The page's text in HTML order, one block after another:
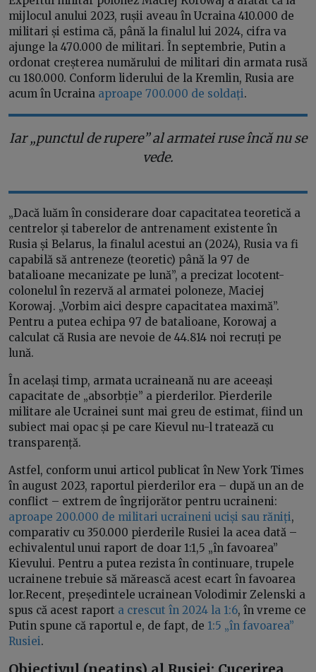
mijlocul anului 2023, rușii aveau în Ucraina 410.000 de
militari și estima că, până la finalul lui 2024, cifra va
ajunge la 470.000 de militari. În septembrie, Putin a
ordonat creșterea numărului de militari din armata rusă
cu 180.000. Conform liderului de la Kremlin, Rusia are
acum în Ucraina aproape 700.000 de soldați.
Iar „punctul de rupere” al armatei ruse încă nu se
vede.
„Dacă luăm în considerare doar capacitatea teoretică a
centrelor și taberelor de antrenament existente în
Rusia și Belarus, la finalul acestui an (2024), Rusia va fi
capabilă să antreneze (teoretic) până la 97 de
batalioane mecanizate pe lună”, a precizat locotent-
colonelul în rezervă al armatei poloneze, Maciej
Korowaj. „Vorbim aici despre capacitatea maximă”.
Pentru a putea echipa 97 de batalioane, Korowaj a
calculat că Rusia are nevoie de 44.814 noi recruți pe
lună.
În același timp, armata ucraineană nu are aceeași
capacitate de „absorbție” a pierderilor. Pierderile
militare ale Ucrainei sunt mai greu de estimat, fiind un
subiect mai opac și pe care Kievul nu-l tratează cu
transparență.
Astfel, conform unui articol publicat în New York Times
în august 2023, raportul pierderilor era – după un an de
conflict – extrem de îngrijorător pentru ucraineni:
aproape 200.000 de militari ucraineni uciși sau răniți,
comparativ cu 350.000 pierderile Rusiei la acea dată –
echivalentul unui raport de doar 1:1,5 „în favoarea”
Kievului. Pentru a putea rezista în continuare, trupele
ucrainene trebuie să mărească acest ecart în favoarea
lor.Recent, președintele ucrainean Volodimir Zelenski a
spus că acest raport a crescut în 2024 la 1:6, în vreme ce
Putin spune că raportul e, de fapt, de 1:5 „în favoarea”
Rusiei.